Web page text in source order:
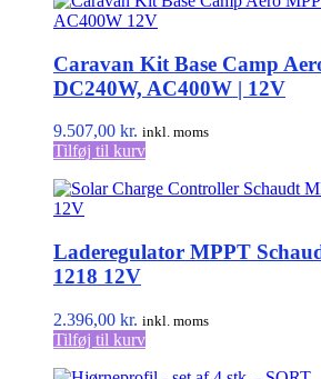
Caravan Kit Base Camp
DC240W, AC400W | 12V
9.507,00 kr. inkl. moms
Tilføj til kurv
Laderegulator MPPT
1218 12V
2.396,00 kr. inkl. moms
Tilføj til kurv